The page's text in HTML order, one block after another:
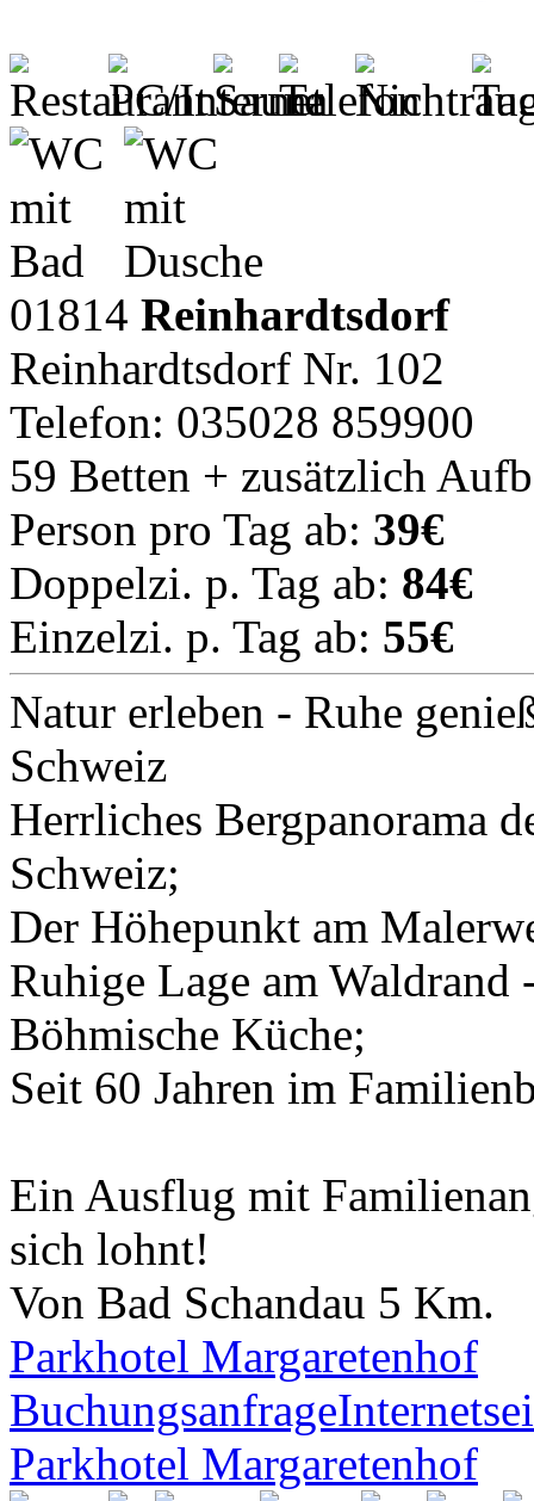
01814 Reinhardtsdorf
Reinhardtsdorf Nr. 102
Telefon: 035028 859900
59 Betten + zusätzlich
Person pro Tag ab: 39€
Doppelzi. p. Tag ab: 84€
Einzelzi. p. Tag ab: 55€
Natur erleben - Ruhe
Schweiz
Herrliches Bergpanorama
Schweiz;
Der Höhepunkt am
Ruhige Lage am Waldrand
Böhmische Küche;
Seit 60 Jahren im
Ein Ausflug mit
sich lohnt!
Von Bad Schandau 5 Km.
Parkhotel Margaretenhof
Buchungsanfrage
Parkhotel Margaretenhof